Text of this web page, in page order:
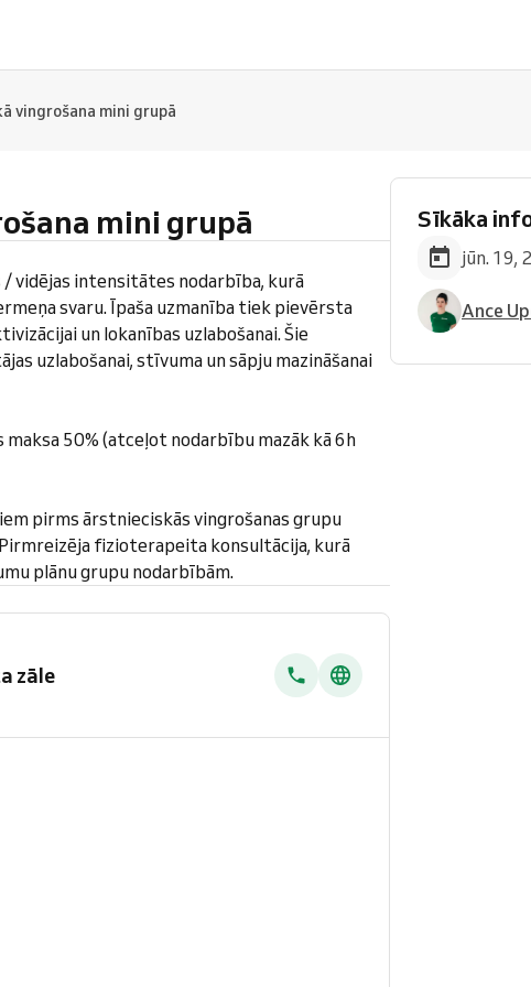
vingrošana mini grupā
mini grupā
vidējas intensitātes nodarbība, kurā
svaru. Īpaša uzmanība tiek pievērsta
un lokanības uzlabošanai. Šie
uzlabošanai, stīvuma un sāpju mazināšanai
50% (atceļot nodarbību mazāk kā 6h
pirms ārstnieciskās vingrošanas grupu
fizioterapeita konsultācija, kurā
plānu grupu nodarbībām.
zāle
Sīkāka
jūn. 19,
Ance